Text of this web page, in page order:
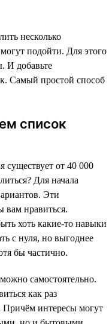
несколько
подойти. Для этого
И добавьте
Самый простой способ
список
существует от 40 000
Для начала
Эти
вам нравиться.
хоть какие-то навыки
с нуля, но выгоднее
бы частично.
самостоятельно.
как раз
Причём интересы могут